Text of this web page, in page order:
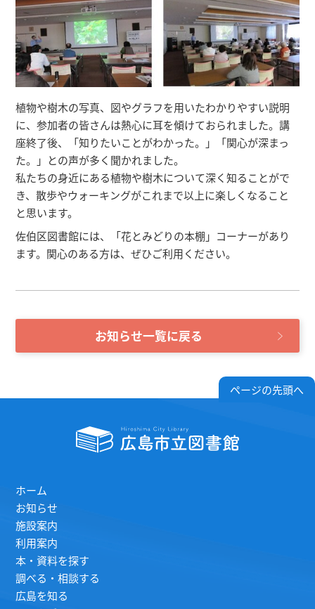
植物や樹木の写真、図やグラフを用いたわかりやすい説明
に、参加者の皆さんは熱心に耳を傾けておられました。講
座終了後、「知りたいことがわかった。」「関心が深まっ
た。」との声が多く聞かれました。
私たちの身近にある植物や樹木について深く知ることがで
き、散歩やウォーキングがこれまで以上に楽しくなること
と思います。
佐伯区図書館には、「花とみどりの本棚」コーナーがあり
ます。関心のある方は、ぜひご利用ください。
お知らせ一覧に戻る
ページの先頭へ
ホーム
お知らせ
施設案内
利用案内
本・資料を探す
調べる・相談する
広島を知る